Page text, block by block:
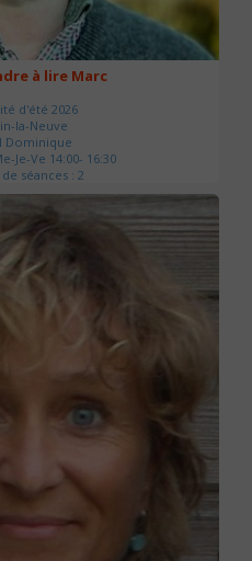
à lire Marc
d'été 2026
la-Neuve
Dominique
Je-Ve 14:00- 16:30
séances : 2
51 €